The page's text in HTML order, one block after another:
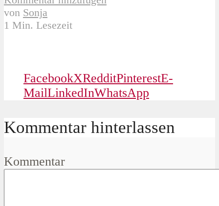
von Sonja
1 Min. Lesezeit
FacebookXRedditPinterestE-
MailLinkedInWhatsApp
Kommentar hinterlassen
Kommentar